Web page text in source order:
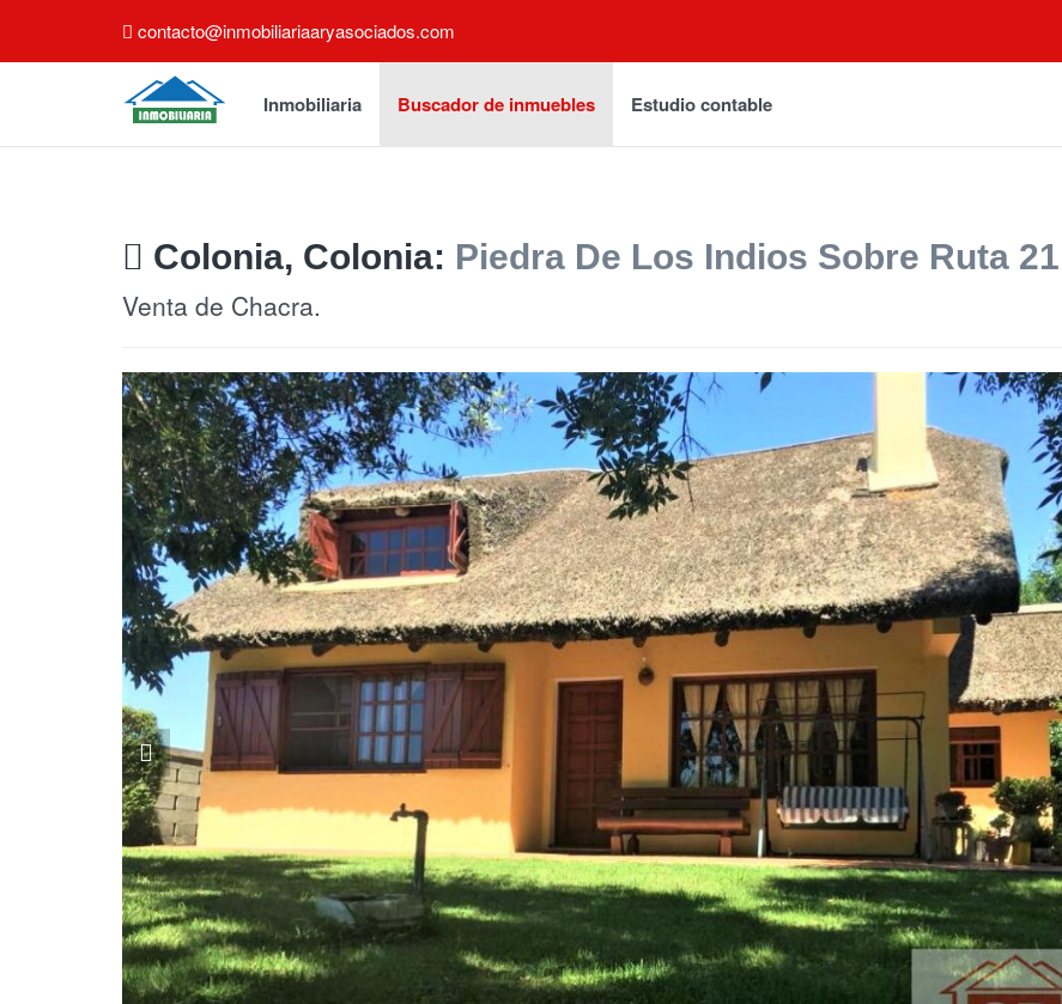
contacto@inmobiliariaaryasociados.com
Inmobiliaria Buscador de inmuebles Estudio contable
Colonia, Colonia: Piedra De Los Indios Sobre Ruta 21
Venta de Chacra.